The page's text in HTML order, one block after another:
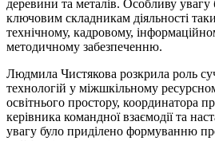
деревини та металів. Особливу
ключовим складникам діяльності
технічному, кадровому,
методичному забезпеченню.
Людмила Чистякова розкрила роль
технологій у міжшкільному
освітнього простору, координатора
керівника командної взаємодії та
увагу було приділено формуванню